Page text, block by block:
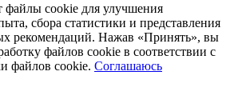
файлы cookie для улучшения
сбора статистики и представления
рекомендаций. Нажав «Принять», вы
файлов cookie в соответствии с
файлов cookie. Соглашаюсь